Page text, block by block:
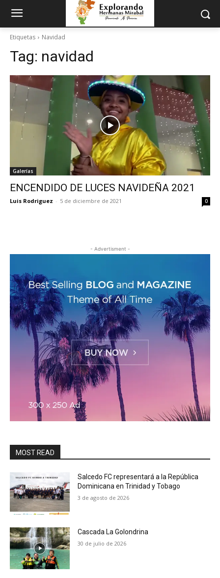
Etiquetas Navidad
Tag: navidad
Galerías
ENCENDIDO DE LUCES NAVIDEÑA 2021
Luis Rodriguez - 5 de diciembre de 2021 0
- Advertisment -
MOST READ
Salcedo FC representará a la República
Dominicana en Trinidad y Tobago
3 de agosto de 2026
Cascada La Golondrina
30 de julio de 2026